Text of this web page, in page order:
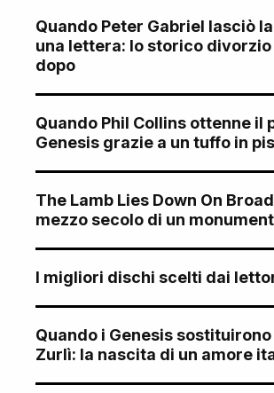
Quando Peter Gabriel lasciò
una lettera: lo storico divorzio
dopo
Quando Phil Collins ottenne il
Genesis grazie a un tuffo in
The Lamb Lies Down On
mezzo secolo di un
I migliori dischi scelti dai
Quando i Genesis
Zurlì: la nascita di un amore